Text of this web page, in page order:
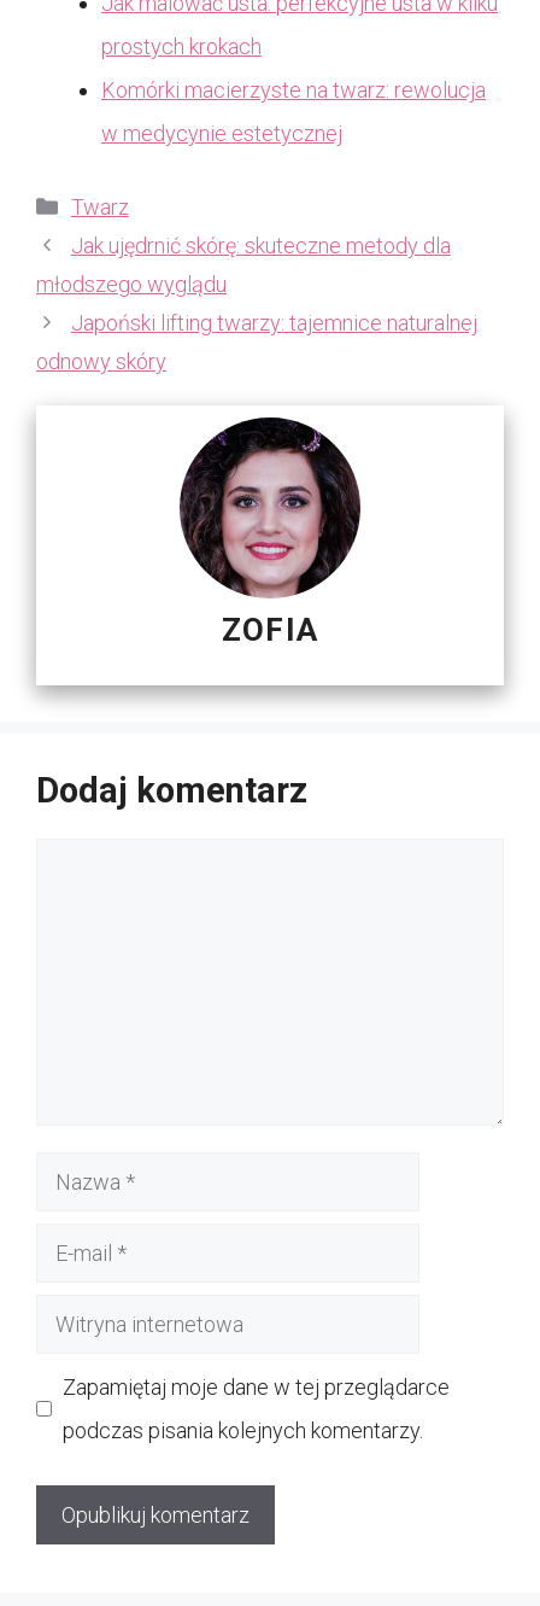
prostych krokach
Komórki macierzyste na twarz: rewolucja
w medycynie estetycznej
Kategorie
Twarz
Jak ujędrnić skórę: skuteczne metody dla
młodszego wyglądu
Japoński lifting twarzy: tajemnice naturalnej
odnowy skóry
ZOFIA
Dodaj komentarz
Nazwa
Witryna
Zapamiętaj moje dane w tej przeglądarce
podczas pisania kolejnych komentarzy.